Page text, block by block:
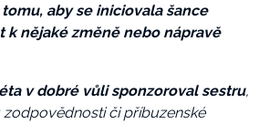
aby se iniciovala šance
k nějaké změně nebo nápravě
v dobré vůli sponzoroval sestru,
či příbuzenské